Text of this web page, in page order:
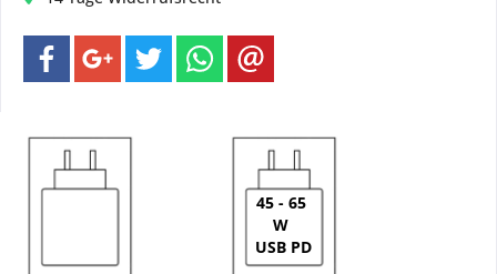
45 - 65
W
USB PD